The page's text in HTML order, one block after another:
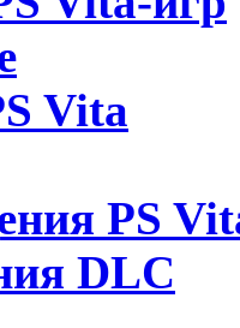
Vita
PS
DLC